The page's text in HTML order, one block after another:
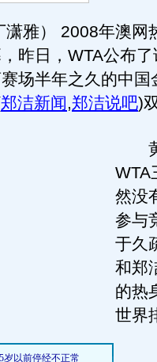
） 2008年澳网
昨日，WTA公布
场半年之久的中国
郑洁新闻,郑洁说吧)
黄
WTA
然没
参与
于久
和郑
的热
世界